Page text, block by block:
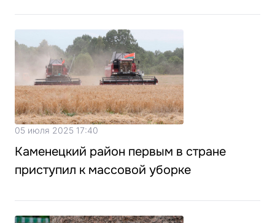
05 июля 2025 17:40
Каменецкий район первым в стране
приступил к массовой уборке